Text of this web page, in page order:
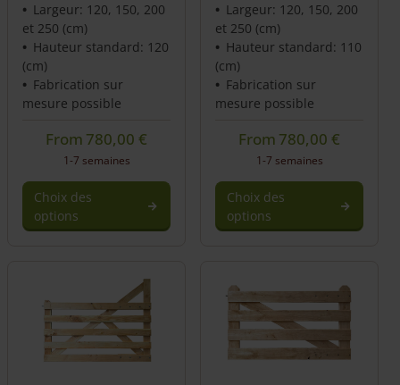
Largeur: 120, 150, 200
et 250 (cm)
Hauteur standard: 120
(cm)
Fabrication sur
mesure possible
From 780,00€
1-7 semaines
Choix des
options
Largeur: 120, 150, 200
et 250 (cm)
Hauteur standard: 110
(cm)
Fabrication sur
mesure possible
From 780,00€
1-7 semaines
Choix des
options